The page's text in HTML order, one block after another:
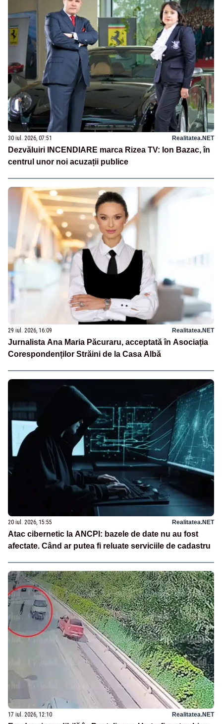
30 iul. 2026, 07:51 Realitatea.NET
Dezvăluiri INCENDIARE marca Rizea TV: Ion Bazac, în
centrul unor noi acuzații publice
29 iul. 2026, 16:09 Realitatea.NET
Jurnalista Ana Maria Păcuraru, acceptată în Asociația
Corespondenților Străini de la Casa Albă
20 iul. 2026, 15:55 Realitatea.NET
Atac cibernetic la ANCPI: bazele de date nu au fost
afectate. Când ar putea fi reluate serviciile de cadastru
17 iul. 2026, 12:10 Realitatea.NET